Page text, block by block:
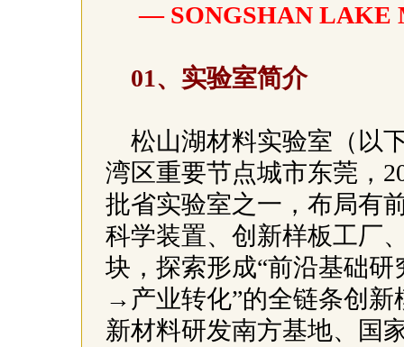
— SONGSHAN
01、实验室简介
松山湖材料实验室（以
湾区重要节点城市东莞，
批省实验室之一，布局有
科学装置、创新样板工厂
块，探索形成“前沿基础
→产业转化”的全链条创新
新材料研发南方基地、国